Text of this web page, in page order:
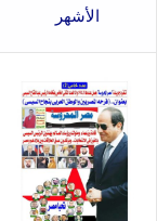
الأشهر